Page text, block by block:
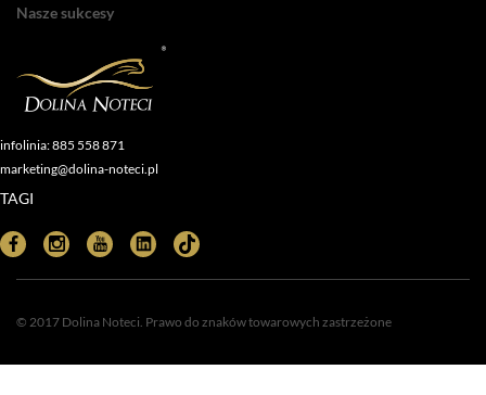
Nasze sukcesy
infolinia: 885 558 871
marketing@dolina-noteci.pl
TAGI
© 2017 Dolina Noteci. Prawo do znaków towarowych zastrzeżone